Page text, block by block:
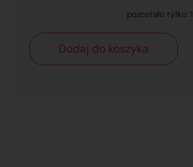
pozostało tylko: 1
Dodaj do koszyka